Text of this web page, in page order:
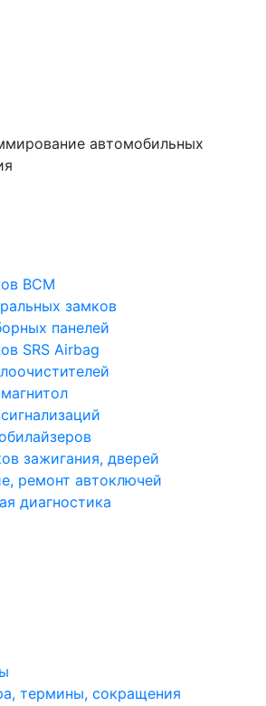
автомобильных
BCМ
замков
панелей
SRS Airbag
зажигания, дверей
ремонт автоключей
диагностика
термины, сокращения